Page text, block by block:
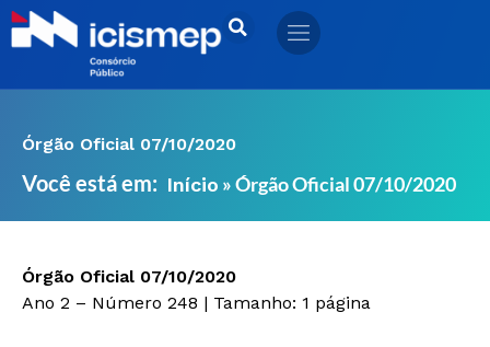
Ir
para
Órgão Oficial 07/10/2020
Você está em: Início »Órgão Oficial 07/10/2020
Órgão Oficial 07/10/2020
Ano 2 – Número 248 | Tamanho: 1 página